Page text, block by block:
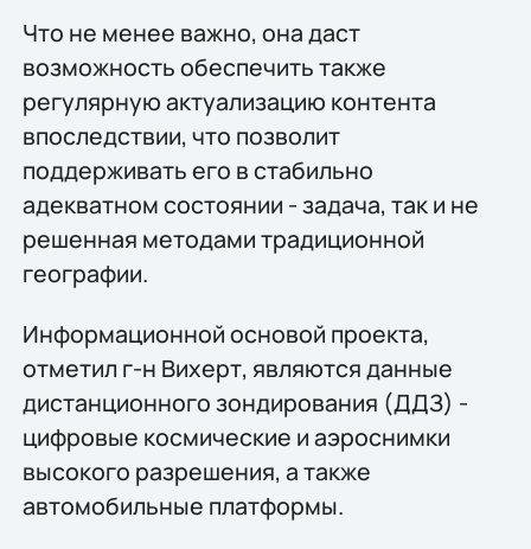
Что не менее важно, она даст
возможность обеспечить также
регулярную актуализацию контента
впоследствии, что позволит
поддерживать его в стабильно
адекватном состоянии - задача, так и не
решенная методами традиционной
географии.
Информационной основой проекта,
отметил г-н Вихерт, являются данные
дистанционного зондирования (ДДЗ) -
цифровые космические и аэроснимки
высокого разрешения, а также
автомобильные платформы.